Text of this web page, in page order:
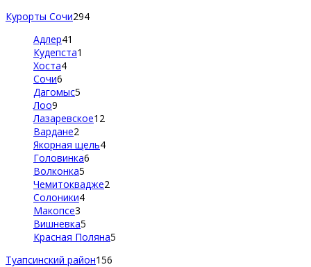
Курорты Сочи294
Адлер41
Кудепста1
Хоста4
Сочи6
Дагомыс5
Лоо9
Лазаревское12
Вардане2
Якорная щель4
Головинка6
Волконка5
Чемитоквадже2
Солоники4
Макопсе3
Вишневка5
Красная Поляна5
Туапсинский район156